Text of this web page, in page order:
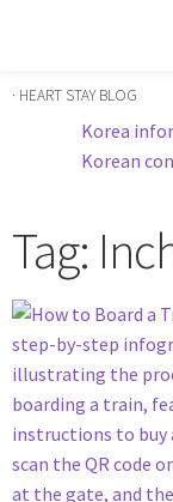
· HEART STAY BLOG
Korea
Korean
Tag: